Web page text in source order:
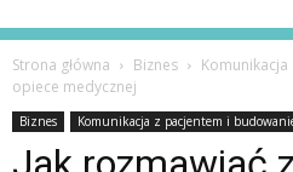
Strona główna Biznes
opiece medycznej
Biznes Komunikacja z pacjentem i